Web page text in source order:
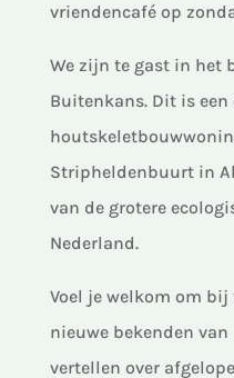
vriendencafé op
We zijn te gast in het
Buitenkans. Dit is
Stripheldenbuurt in
van de grotere
Nederland.
Voel je welkom om
nieuwe bekenden
vertellen over